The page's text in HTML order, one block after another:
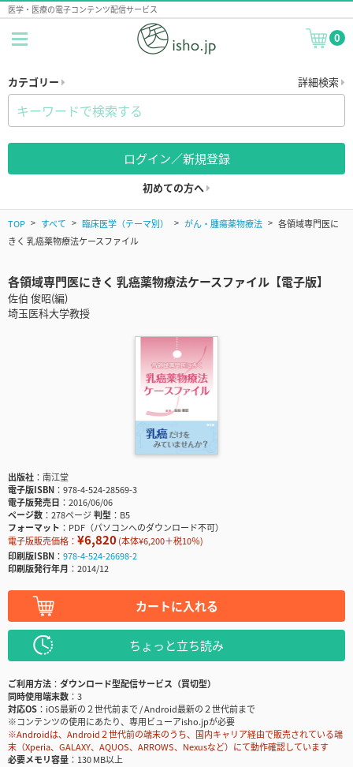
医学・医療の電子コンテンツ配信サービス
0
カテゴリー 詳細検索
ログイン／新規登録
初めての方へ
TOP すべて 臨床医学（テーマ別） がん・腫瘍薬物療法
各領域専門医に
きく 乳癌薬物療法ケースファイル
各領域専門医にきく 乳癌薬物療法ケースファイル【電子版】
佐伯 俊昭(編)
埼玉医科大学教授
出版社
南江堂
電子版ISBN
978-4-524-28569-3
電子版発売日
2016/06/06
ページ数
278ページ判型
B5
フォーマット
PDF（パソコンへのダウンロード不可）
電子版販売価格： ¥6,820(本体¥6,200＋税10％)
印刷版ISBN
978-4-524-26698-2
印刷版発行年月
2014/12
カートに入れる
ちょっと立ち読み
ご利用方法
ダウンロード型配信サービス（買切型）
同時使用端末数
3
対応OS
iOS最新の２世代前まで / Android最新の２世代前まで
※コンテンツの使用にあたり、専用ビューアisho.jpが必要
※Androidは、Android２世代前の端末のうち、国内キャリア経由で販売されている端
末（Xperia、GALAXY、AQUOS、ARROWS、Nexusなど）にて動作確認しています
必要メモリ容量
130 MB以上